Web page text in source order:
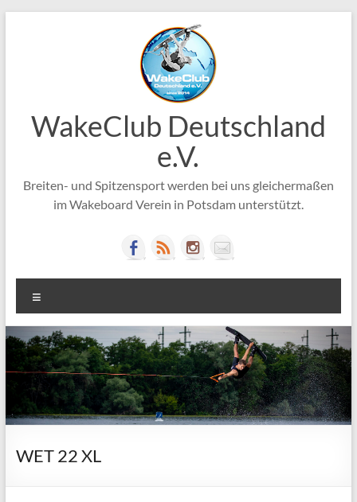
WakeClub Deutschland
e.V.
Breiten- und Spitzensport werden bei uns gleichermaßen
im Wakeboard Verein in Potsdam unterstützt.
WET 22 XL